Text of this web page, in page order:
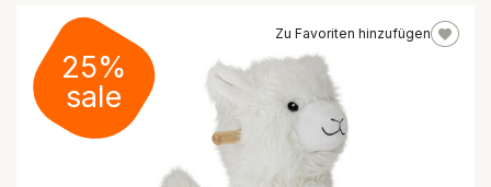
Zu Favoriten hinzufügen
25%
sale